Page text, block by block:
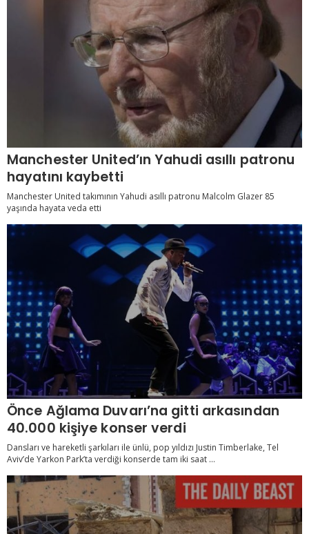
Manchester United’ın Yahudi asıllı patronu
hayatını kaybetti
Manchester United takımının Yahudi asıllı patronu Malcolm Glazer 85
yaşında hayata veda etti
Önce Ağlama Duvarı’na gitti arkasından
40.000 kişiye konser verdi
Dansları ve hareketli şarkıları ile ünlü, pop yıldızı Justin Timberlake, Tel
Aviv’de Yarkon Park’ta verdiği konserde tam iki saat ...